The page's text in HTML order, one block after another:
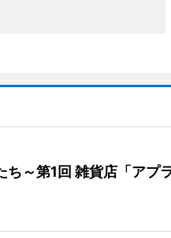
ち～第1回 雑貨店「アプ